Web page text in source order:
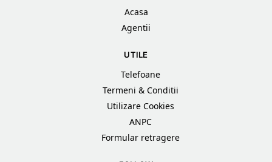
Acasa
Agentii
UTILE
Telefoane
Termeni & Conditii
Utilizare Cookies
ANPC
Formular retragere